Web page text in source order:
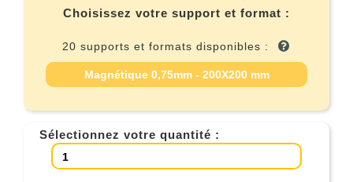
Choisissez votre support et format :
20 supports et formats disponibles :
Magnétique 0,75mm - 200X200 mm
Sélectionnez votre quantité :